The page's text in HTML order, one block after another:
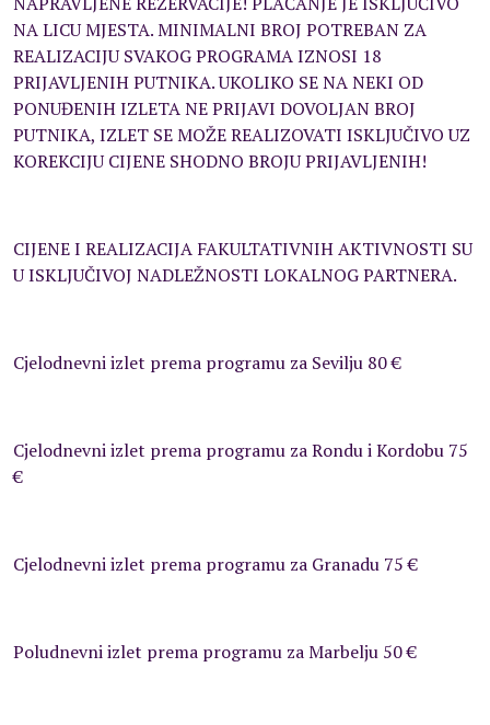
NA LICU MJESTA. MINIMALNI BROJ POTREBAN ZA
REALIZACIJU SVAKOG PROGRAMA IZNOSI 18
PRIJAVLJENIH PUTNIKA. UKOLIKO SE NA NEKI OD
PONUĐENIH IZLETA NE PRIJAVI DOVOLJAN BROJ
PUTNIKA, IZLET SE MOŽE REALIZOVATI ISKLJUČIVO UZ
KOREKCIJU CIJENE SHODNO BROJU PRIJAVLJENIH!
CIJENE I REALIZACIJA FAKULTATIVNIH AKTIVNOSTI SU
U ISKLJUČIVOJ NADLEŽNOSTI LOKALNOG PARTNERA.
Cjelodnevni izlet prema programu za Sevilju 80 €
Cjelodnevni izlet prema programu za Rondu i Kordobu 75
€
Cjelodnevni izlet prema programu za Granadu 75 €
Poludnevni izlet prema programu za Marbelju 50 €